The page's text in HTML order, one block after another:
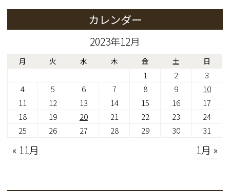
カレンダー
2023年12月
月 火 水 木 金 土 日
1 2
3
4
5 6 7 8 9
10
11
12 13 14 15 16
17
18
19 20 21 22 23
24
25
26 27 28 29 30 31
« 11月 1月 »